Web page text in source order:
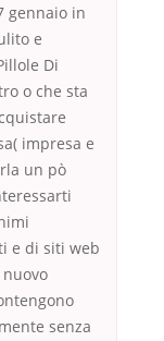
gennaio in
e
Di
o che sta
impresa e
un pò
e di siti web
senza